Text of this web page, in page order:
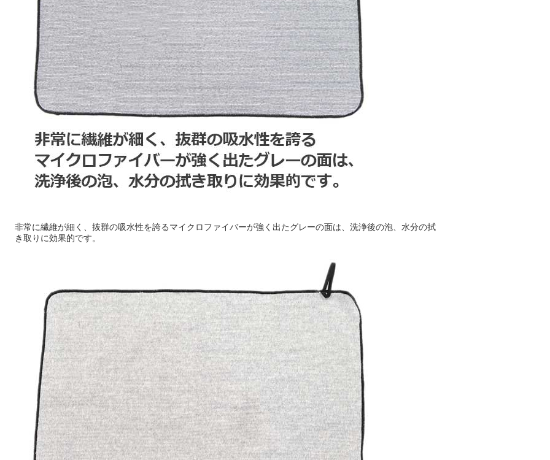
非常に繊維が細く、抜群の吸水性を誇るマイクロファイバーが強く出たグレーの面は、洗浄後の泡、水分の拭
き取りに効果的です。